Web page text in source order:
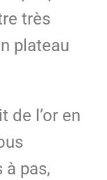
très
plateau
de l’or en
à pas,